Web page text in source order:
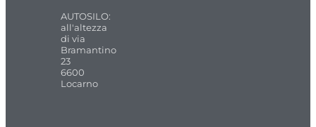
AUTOSILO:
all'altezza
di via
Bramantino
23
6600
Locarno